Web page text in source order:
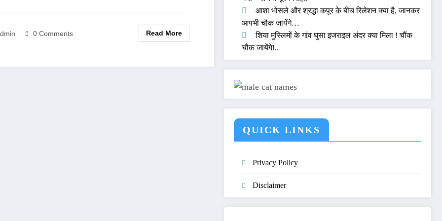
0 Comments Read More
आशा भोसले और श्रद्धा कपूर के बीच रिलेशन क्या है, जानकर
आपभी चौक जायेंगे…
शिया मुस्लिमों के गांव घुसा इजराइल अंदर क्या मिला ! चौंक
चौक जायेंगे!..
QUICK LINKS
Privacy Policy
Disclaimer